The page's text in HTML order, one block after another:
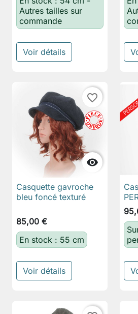
Autres tailles sur
commande
Voir détails

favorite_border
Casquette gavroche
bleu foncé texturé
85,00 €
En stock : 55 cm
Voir détails